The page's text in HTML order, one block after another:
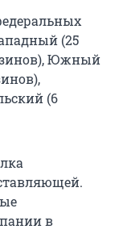
(25
Южный
(6
в